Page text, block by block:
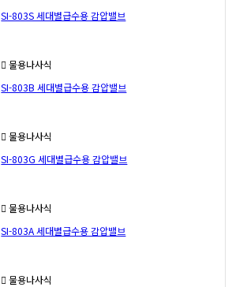
SI-803S 세대별급수용 감압밸브
물용나사식
SI-803B 세대별급수용 감압밸브
물용나사식
SI-803G 세대별급수용 감압밸브
물용나사식
SI-803A 세대별급수용 감압밸브
물용나사식